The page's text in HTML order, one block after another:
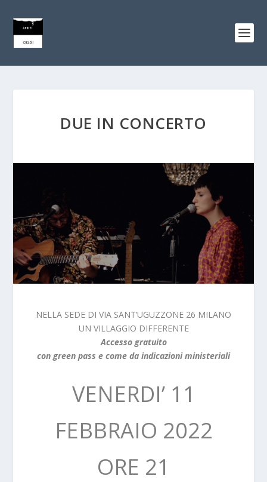
DUE IN CONCERTO
NELLA SEDE DI VIA SANT’UGUZZONE 26 MILANO
UN VILLAGGIO DIFFERENTE
Accesso gratuito
con green pass e come da indicazioni ministeriali
VENERDI’ 11
FEBBRAIO 2022
ORE 21